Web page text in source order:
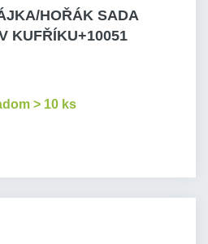
HOŘÁK SADA
KUFŘÍKU+10051
> 10 ks